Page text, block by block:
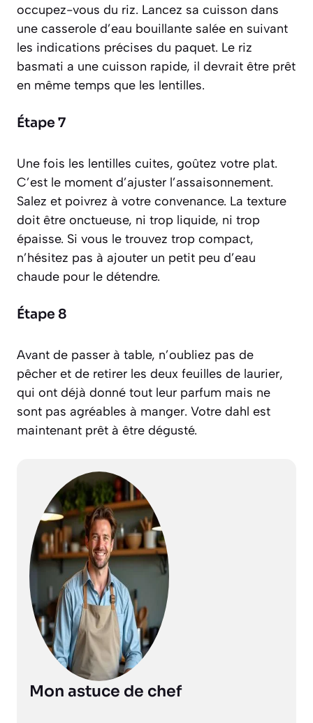
occupez-vous du riz. Lancez sa cuisson dans
une casserole d’eau bouillante salée en suivant
les indications précises du paquet. Le riz
basmati a une cuisson rapide, il devrait être prêt
en même temps que les lentilles.
Étape 7
Une fois les lentilles cuites, goûtez votre plat.
C’est le moment d’ajuster l’assaisonnement.
Salez et poivrez à votre convenance. La texture
doit être onctueuse, ni trop liquide, ni trop
épaisse. Si vous le trouvez trop compact,
n’hésitez pas à ajouter un petit peu d’eau
chaude pour le détendre.
Étape 8
Avant de passer à table, n’oubliez pas de
pêcher et de retirer les deux feuilles de laurier,
qui ont déjà donné tout leur parfum mais ne
sont pas agréables à manger. Votre dahl est
maintenant prêt à être dégusté.
Mon astuce de chef